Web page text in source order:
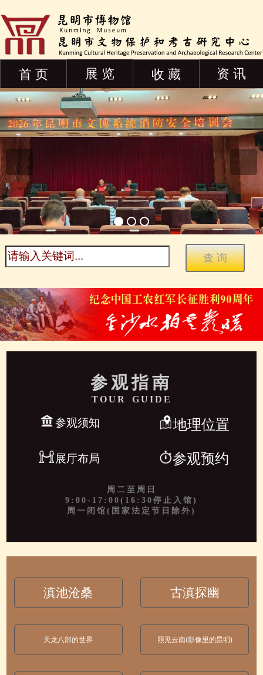
首 页 展 览 收 藏 资 讯
参观指南
TOUR GUIDE
参观须知 地理位置
展厅布局 参观预约
周二至周日
9:00-17:00(16:30停止入馆)
周一闭馆(国家法定节日除外)
滇池沧桑 古滇探幽
天龙八部的世界 照见云南(影像里的昆明)